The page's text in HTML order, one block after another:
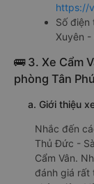
https://
Số điện
Xuyên -
🚌 3. Xe Cẩm
phòng Tân
a. Giới thiệu
Nhắc đến
Thủ Đức -
Cẩm Vân.
đánh giá rất